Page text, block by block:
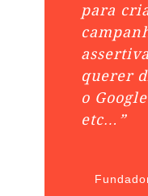
para
querer
o
etc…”